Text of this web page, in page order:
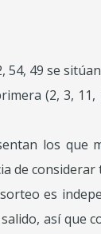
54, 49 se
(2, 3, 11,
los que
de considerar
es
así que